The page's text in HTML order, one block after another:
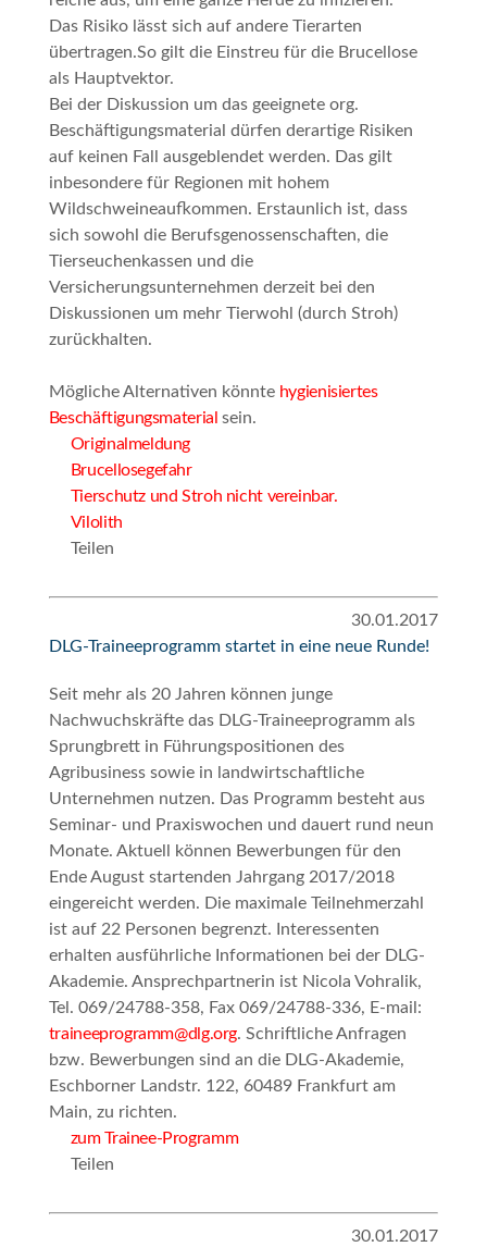
Das Risiko lässt sich auf andere Tierarten
übertragen.So gilt die Einstreu für die Brucellose
als Hauptvektor.
Bei der Diskussion um das geeignete org.
Beschäftigungsmaterial dürfen derartige Risiken
auf keinen Fall ausgeblendet werden. Das gilt
inbesondere für Regionen mit hohem
Wildschweineaufkommen. Erstaunlich ist, dass
sich sowohl die Berufsgenossenschaften, die
Tierseuchenkassen und die
Versicherungsunternehmen derzeit bei den
Diskussionen um mehr Tierwohl (durch Stroh)
zurückhalten.
Mögliche Alternativen könnte hygienisiertes
Beschäftigungsmaterial sein.
Originalmeldung
Brucellosegefahr
Tierschutz und Stroh nicht vereinbar.
Vilolith
Teilen
30.01.2017
DLG-Traineeprogramm startet in eine neue Runde!
Seit mehr als 20 Jahren können junge
Nachwuchskräfte das DLG-Traineeprogramm als
Sprungbrett in Führungspositionen des
Agribusiness sowie in landwirtschaftliche
Unternehmen nutzen. Das Programm besteht aus
Seminar- und Praxiswochen und dauert rund neun
Monate. Aktuell können Bewerbungen für den
Ende August startenden Jahrgang 2017/2018
eingereicht werden. Die maximale Teilnehmerzahl
ist auf 22 Personen begrenzt. Interessenten
erhalten ausführliche Informationen bei der DLG-
Akademie. Ansprechpartnerin ist Nicola Vohralik,
Tel. 069/24788-358, Fax 069/24788-336, E-mail:
traineeprogramm@dlg.org. Schriftliche Anfragen
bzw. Bewerbungen sind an die DLG-Akademie,
Eschborner Landstr. 122, 60489 Frankfurt am
Main, zu richten.
zum Trainee-Programm
Teilen
30.01.2017